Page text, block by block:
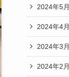
2024年5月
2024年4月
2024年3月
2024年2月